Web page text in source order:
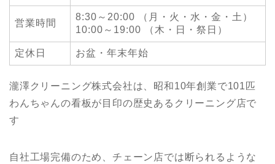
営業時間
8:30～20:00 （月・火・水・金・土）
10:00～19:00 （木・日・祭日）
定休日 お盆・年末年始
瀧澤クリーニング株式会社は、昭和10年創業で101匹
わんちゃんの看板が目印の歴史あるクリーニング店で
す
自社工場完備のため、チェーン店では断られるような